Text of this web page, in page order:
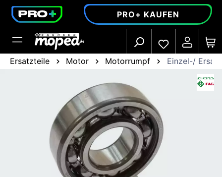
springen PRO+ KAUFEN
Ersatzteile Motor Motorrumpf Einzel-/